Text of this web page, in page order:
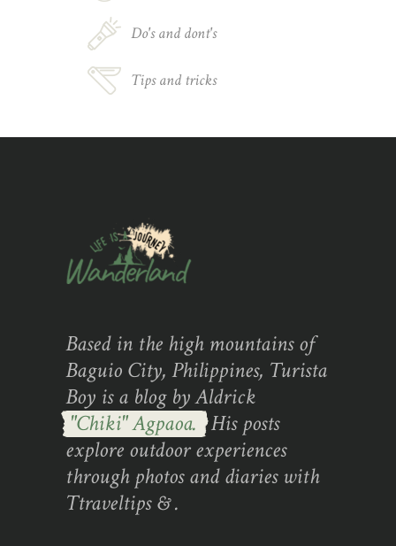
Do's and dont's
Tips and tricks
Based in the high mountains of
Baguio City, Philippines, Turista
Boy is a blog by Aldrick
"Chiki" Agpaoa. His posts
explore outdoor experiences
through photos and diaries with
Ttraveltips & .